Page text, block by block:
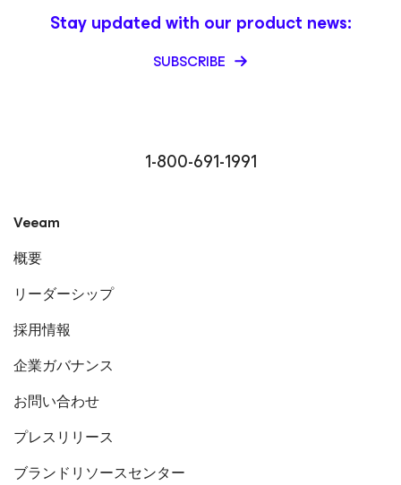
2015) Microsoft Certified Trainer (2001–2004) Blogger
Instructor Akemi’s areas of expertise include
modern IT solutions, helping users maximize the value of
their data protection strategies. LinkedIn
1-800-691-1991
Stay updated with our product news:
SUBSCRIBE
Veeam
概要
リーダーシップ
採用情報
企業ガバナンス
お問い合わせ
プレスリリース
ブランドリソースセンター